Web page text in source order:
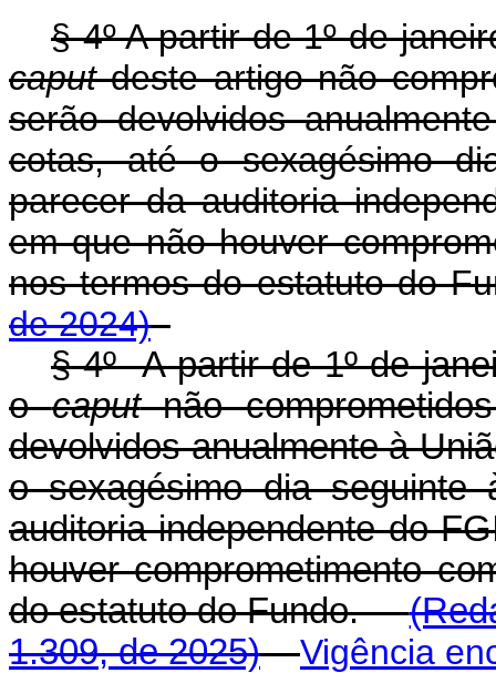
§ 4º A partir de 1º de
caputdeste artigo não
serão devolvidos
cotas, até o sexagésimo
parecer da auditoria
em que não houver
nos termos do estatuto do
de 2024)
§ 4º A partir de 1º de
ocaputnão
devolvidos anualmente à
o sexagésimo dia
auditoria independente do
houver comprometimento
do estatuto do Fundo.
1.309, de 2025)
Vigência